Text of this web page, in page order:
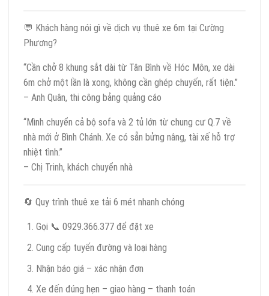
💬 Khách hàng nói gì về dịch vụ thuê xe 6m tại Cường
Phương?
“Cần chở 8 khung sắt dài từ Tân Bình về Hóc Môn, xe dài
6m chở một lần là xong, không cần ghép chuyến, rất tiện.”
– Anh Quân, thi công bảng quảng cáo
“Mình chuyển cả bộ sofa và 2 tủ lớn từ chung cư Q.7 về
nhà mới ở Bình Chánh. Xe có sẵn bửng nâng, tài xế hỗ trợ
nhiệt tình.”
– Chị Trinh, khách chuyển nhà
🔄 Quy trình thuê xe tải 6 mét nhanh chóng
Gọi 📞 0929.366.377 để đặt xe
Cung cấp tuyến đường và loại hàng
Nhận báo giá – xác nhận đơn
Xe đến đúng hẹn – giao hàng – thanh toán